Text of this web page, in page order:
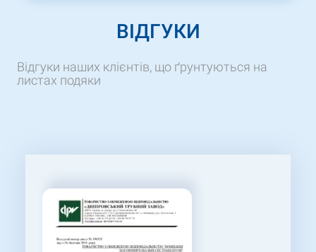
ВІДГУКИ
Відгуки наших клієнтів, що ґрунтуються на
листах подяки